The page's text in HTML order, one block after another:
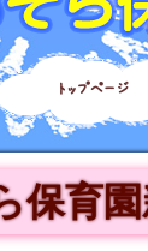
トップページ
保育